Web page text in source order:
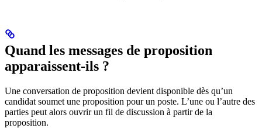
Quand les messages de proposition
apparaissent-ils ?
Une conversation de proposition devient disponible dès qu’un
candidat soumet une proposition pour un poste. L’une ou l’autre des
parties peut alors ouvrir un fil de discussion à partir de la
proposition.